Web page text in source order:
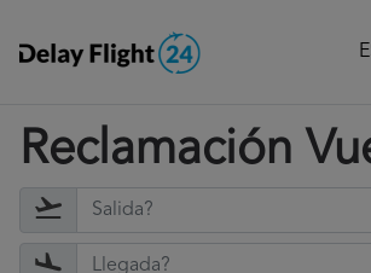
Reclamación